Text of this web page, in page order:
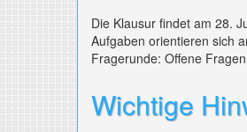
Die Klausur findet am 28.
Aufgaben orientieren sich
Fragerunde: Offene
Wichtige